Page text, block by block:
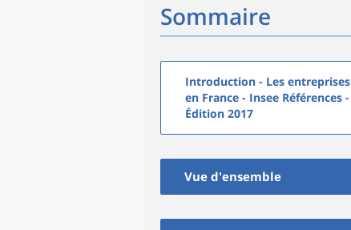
Sommaire
Introduction - Les entreprises
en France - Insee Références -
Édition 2017
Vue d'ensemble